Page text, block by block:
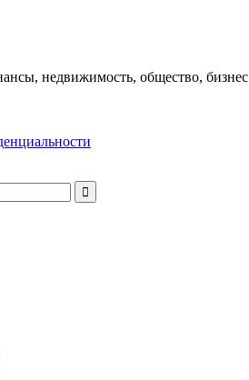
недвижимость, общество, бизнес